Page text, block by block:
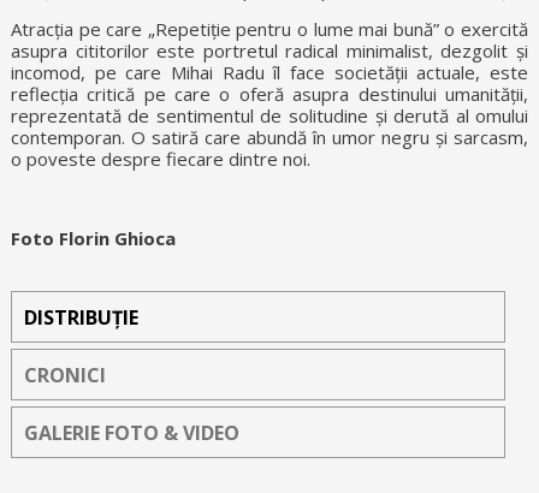
Atracția pe care „Repetiție pentru o lume mai bună” o exercită
asupra cititorilor este portretul radical minimalist, dezgolit și
incomod, pe care Mihai Radu îl face societății actuale, este
reflecția critică pe care o oferă asupra destinului umanității,
reprezentată de sentimentul de solitudine și derută al omului
contemporan. O satiră care abundă în umor negru și sarcasm,
o poveste despre fiecare dintre noi.
Foto Florin Ghioca
DISTRIBUȚIE
CRONICI
GALERIE FOTO & VIDEO